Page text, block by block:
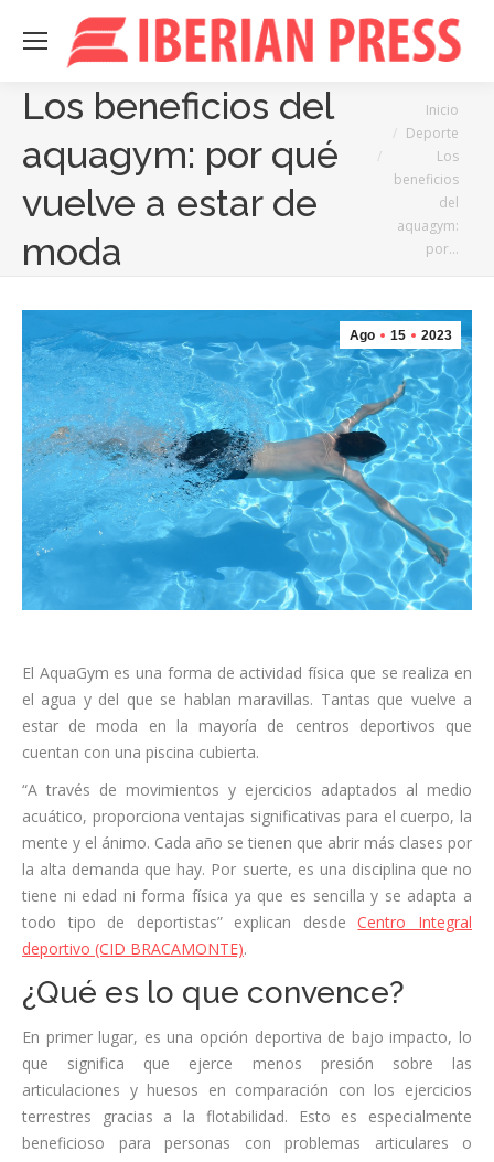
Los beneficios del
aquagym: por qué
vuelve a estar de
moda
Estás aquí:Inicio
Deporte
Los
beneficios
del
aquagym:
por…
Ago 15 2023
El AquaGym es una forma de actividad física que se realiza en
el agua y del que se hablan maravillas. Tantas que vuelve a
estar de moda en la mayoría de centros deportivos que
cuentan con una piscina cubierta.
“A través de movimientos y ejercicios adaptados al medio
acuático, proporciona ventajas significativas para el cuerpo, la
mente y el ánimo. Cada año se tienen que abrir más clases por
la alta demanda que hay. Por suerte, es una disciplina que no
tiene ni edad ni forma física ya que es sencilla y se adapta a
todo tipo de deportistas” explican desdeCentro Integral
deportivo (CID BRACAMONTE).
¿Qué es lo que convence?
En primer lugar, es una opción deportiva de bajo impacto, lo
que significa que ejerce menos presión sobre las
articulaciones y huesos en comparación con los ejercicios
terrestres gracias a la flotabilidad. Esto es especialmente
beneficioso para personas con problemas articulares o